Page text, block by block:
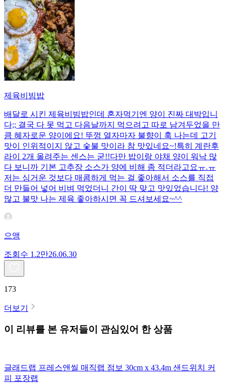
제육비빔밥
배달로 시킨 제육비빔밥인데 혼자먹기엔 양이 진짜 대박입니
다;; 결국 다 못 먹고 다음날까지 먹으려고 따로 남겨두었을 만
큼 혜자로운 양이에요! 뚜껑 열자마자 불향이 훅 나는데 고기
맛이 인위적이지 않고 숯불 맛이라 참 맛있네요~!특히 계란후
라이 2개 올려주는 센스는 굳!! ​다만 밥이랑 야채 양이 워낙 많
다 보니까 기본 고추장 소스가 양에 비해 좀 적더라고요ㅠ.ㅠ
저는 싱거운 것보다 매콤하게 먹는 걸 좋아해서 소스를 직접
더 만들어 넣어 비벼 먹었더니 간이 딱 맞고 맛있었습니다! 양
많고 불맛 나는 제육 좋아하시면 꼭 드셔보세요~^^
으앵
조회수 1.2만26.06.30
173
더보기
이 리뷰를 본 유저들이 관심있어 한 상품
글래드랩 프레스앤씰 매직랩 점보 30cm x 43.4m 샌드위치 커
피 포장랩